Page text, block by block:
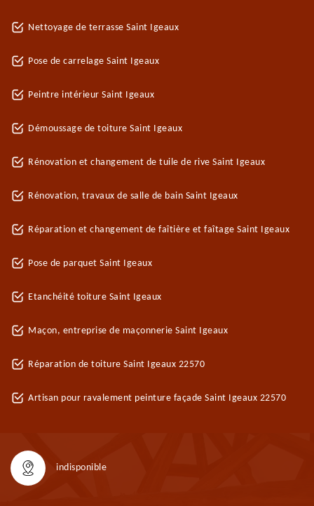
Nettoyage de terrasse Saint Igeaux
Pose de carrelage Saint Igeaux
Peintre intérieur Saint Igeaux
Démoussage de toiture Saint Igeaux
Rénovation et changement de tuile de rive Saint Igeaux
Rénovation, travaux de salle de bain Saint Igeaux
Réparation et changement de faîtière et faîtage Saint Igeaux
Pose de parquet Saint Igeaux
Etanchéité toiture Saint Igeaux
Maçon, entreprise de maçonnerie Saint Igeaux
Réparation de toiture Saint Igeaux 22570
Artisan pour ravalement peinture façade Saint Igeaux 22570
indisponible